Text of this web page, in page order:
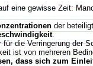
eine gewisse Zeit:
der
.
die Verringerung
ist von mehreren
dass sich zum